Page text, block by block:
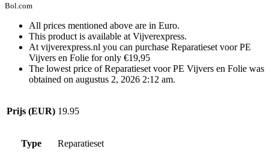
Bol.com
All prices mentioned above are in Euro.
This product is available at Vijverexpress.
At vijverexpress.nl you can purchase Reparatieset voor PE
Vijvers en Folie for only €19,95
The lowest price of Reparatieset voor PE Vijvers en Folie was
obtained on augustus 2, 2026 2:12 am.
Prijs (EUR) 19.95
Type Reparatieset